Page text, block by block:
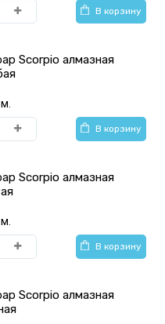
В корзину
Scorpio алмазная
В корзину
Scorpio алмазная
В корзину
Scorpio алмазная